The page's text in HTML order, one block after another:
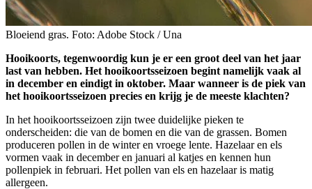
Bloeiend gras. Foto: Adobe Stock / Una
Hooikoorts, tegenwoordig kun je er een groot deel van het jaar
last van hebben. Het hooikoortsseizoen begint namelijk vaak al
in december en eindigt in oktober. Maar wanneer is de piek van
het hooikoortsseizoen precies en krijg je de meeste klachten?
In het hooikoortsseizoen zijn twee duidelijke pieken te
onderscheiden: die van de bomen en die van de grassen. Bomen
produceren pollen in de winter en vroege lente. Hazelaar en els
vormen vaak in december en januari al katjes en kennen hun
pollenpiek in februari. Het pollen van els en hazelaar is matig
allergeen.